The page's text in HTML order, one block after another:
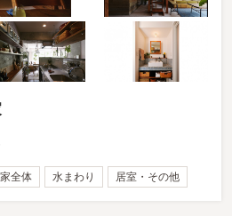
家全体 水まわり 居室・その他